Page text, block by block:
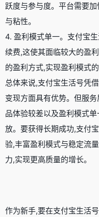
跃度与参与度。平台需要
与粘性。
4. 盈利模式单一。支付宝
续费,这使其面临较大的盈
的盈利方式,实现盈利模式的
总体来说,支付宝生活号凭
变现方面具有优势。但服
品体验较差以及盈利模式
放。要获得长期成功,支付
验,丰富盈利模式与稳定流
力,实现更高质量的增长。
作为新手,要在支付宝生活